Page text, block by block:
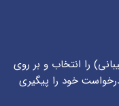
) را انتخاب و بر روی
خود را پیگیری